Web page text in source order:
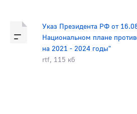
Указ Президента РФ от
Национальном плане
на 2021 - 2024 годы"
rtf, 115 кб